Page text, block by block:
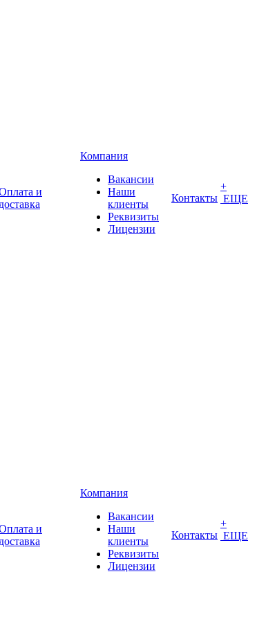
и
доставка
Компания
Вакансии
Наши
клиенты
Реквизиты
Лицензии
Контакты
+
ЕЩЕ
и
доставка
Компания
Вакансии
Наши
клиенты
Реквизиты
Лицензии
Контакты
+
ЕЩЕ